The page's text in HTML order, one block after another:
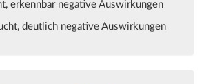
erkennbar negative Auswirkungen
deutlich negative Auswirkungen